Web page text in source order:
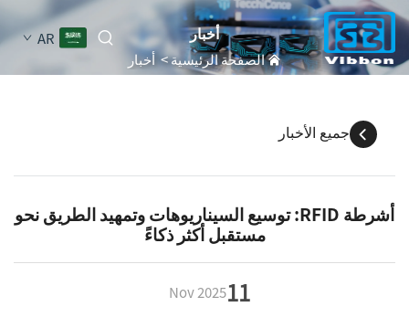
AR أخبار
الصفحة الرئيسية> أخبار
جميع الأخبار
أشرطة RFID: توسيع السيناريوهات وتمهيد الطريق نحو
مستقبل أكثر ذكاءً
11
Nov2025